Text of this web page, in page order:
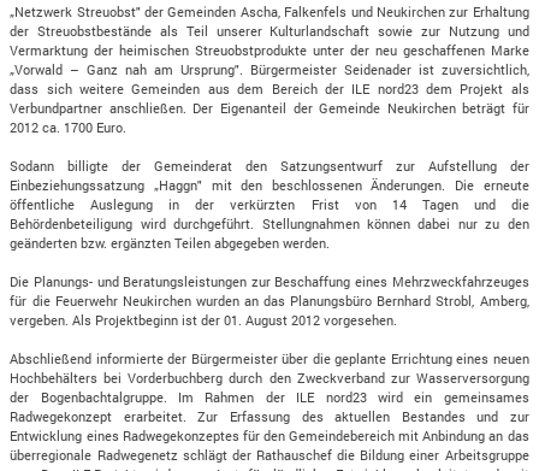
„Netzwerk Streuobst" der Gemeinden Ascha, Falkenfels und Neukirchen zur Erhaltung
der Streuobstbestände als Teil unserer Kulturlandschaft sowie zur Nutzung und
Vermarktung der heimischen Streuobstprodukte unter der neu geschaffenen Marke
„Vorwald – Ganz nah am Ursprung". Bürgermeister Seidenader ist zuversichtlich,
dass sich weitere Gemeinden aus dem Bereich der ILE nord23 dem Projekt als
Verbundpartner anschließen. Der Eigenanteil der Gemeinde Neukirchen beträgt für
2012 ca. 1700 Euro.
Sodann billigte der Gemeinderat den Satzungsentwurf zur Aufstellung der
Einbeziehungssatzung „Haggn" mit den beschlossenen Änderungen. Die erneute
öffentliche Auslegung in der verkürzten Frist von 14 Tagen und die
Behördenbeteiligung wird durchgeführt. Stellungnahmen können dabei nur zu den
geänderten bzw. ergänzten Teilen abgegeben werden.
Die Planungs- und Beratungsleistungen zur Beschaffung eines Mehrzweckfahrzeuges
für die Feuerwehr Neukirchen wurden an das Planungsbüro Bernhard Strobl, Amberg,
vergeben. Als Projektbeginn ist der 01. August 2012 vorgesehen.
Abschließend informierte der Bürgermeister über die geplante Errichtung eines neuen
Hochbehälters bei Vorderbuchberg durch den Zweckverband zur Wasserversorgung
der Bogenbachtalgruppe. Im Rahmen der ILE nord23 wird ein gemeinsames
Radwegekonzept erarbeitet. Zur Erfassung des aktuellen Bestandes und zur
Entwicklung eines Radwegekonzeptes für den Gemeindebereich mit Anbindung an das
überregionale Radwegenetz schlägt der Rathauschef die Bildung einer Arbeitsgruppe